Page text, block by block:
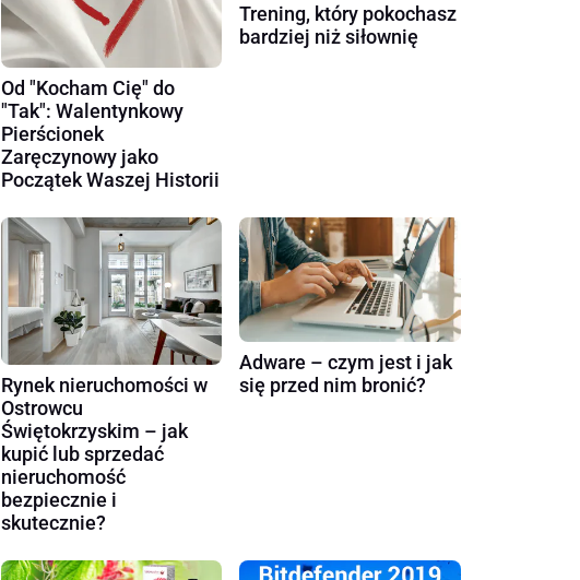
Od "Kocham Cię" do
"Tak": Walentynkowy
Pierścionek
Zaręczynowy jako
Początek Waszej Historii
Trening, który pokochasz
bardziej niż siłownię
Rynek nieruchomości w
Ostrowcu
Świętokrzyskim – jak
kupić lub sprzedać
nieruchomość
bezpiecznie i
skutecznie?
Adware – czym jest i jak
się przed nim bronić?